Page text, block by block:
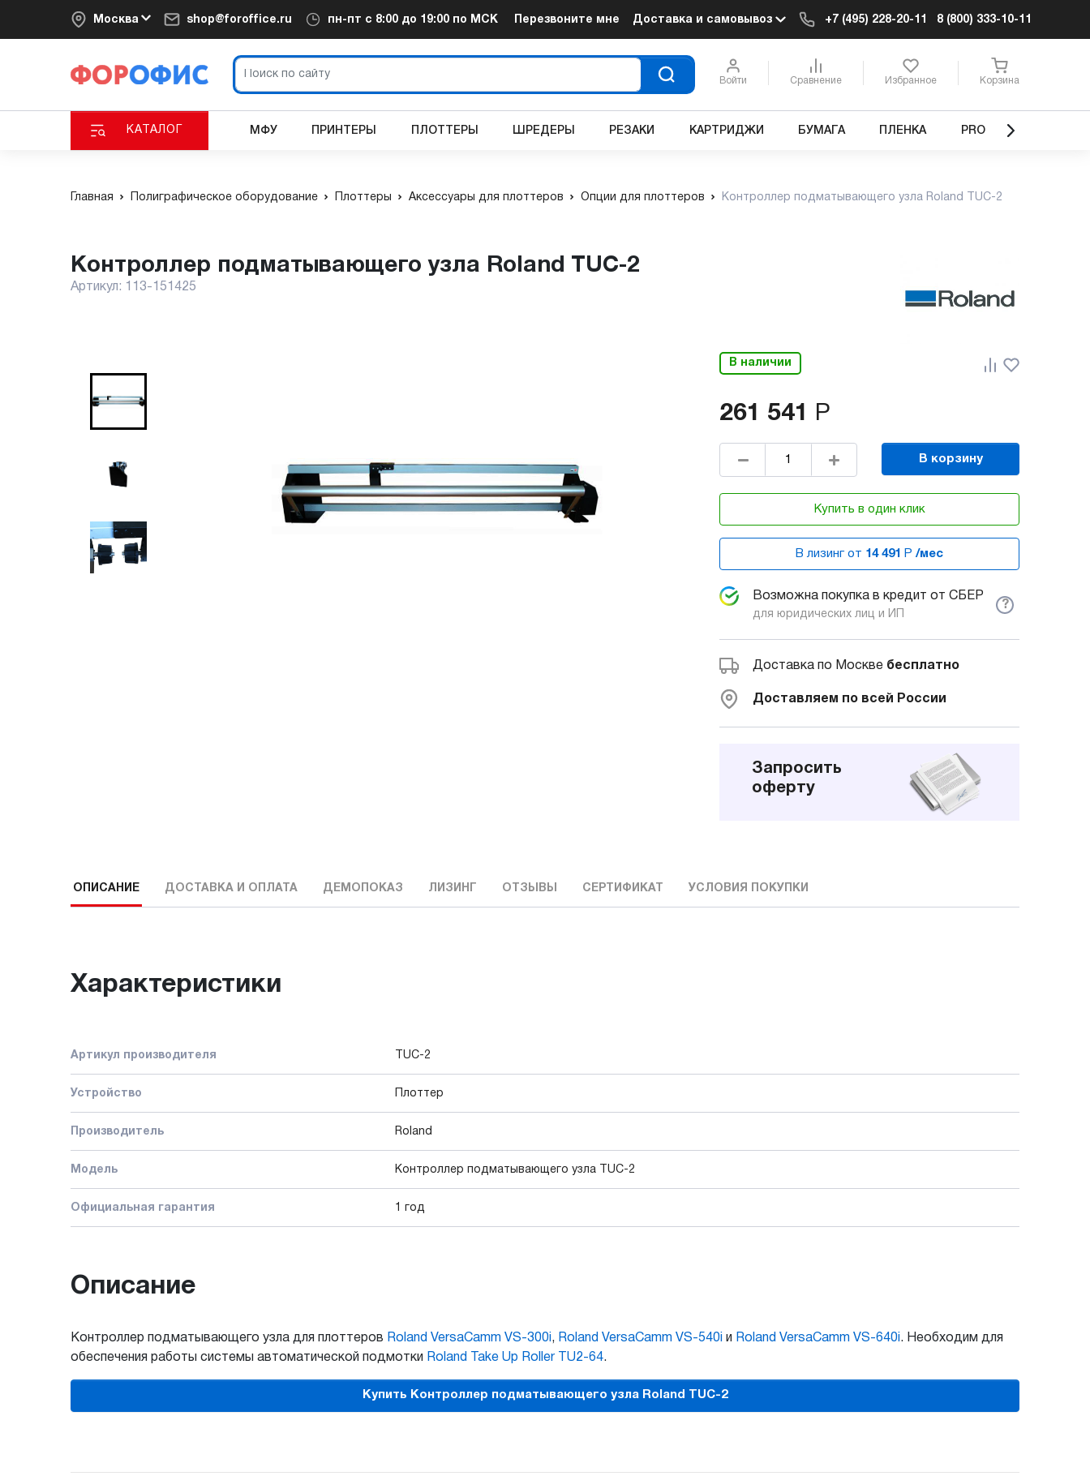
Москва shop@foroffice.ru пн-пт с 8:00 до 19:00 по МСК Перезвоните мне Доставка и самовывоз +7 (495) 228-20-11 8 (800) 333-10-11
Войти Сравнение Избранное Корзина
КАТАЛОГ МФУ ПРИНТЕРЫ ПЛОТТЕРЫ ШРЕДЕРЫ РЕЗАКИ КАРТРИДЖИ БУМАГА ПЛЕНКА PRO
Главная Полиграфическое оборудование Плоттеры Аксессуары для плоттеров Опции для плоттеров Контроллер подматывающего узла Roland TUC-2
Контроллер подматывающего узла Roland TUC-2
Артикул: 113-151425
В наличии
261 541 Р
В корзину
Купить в один клик
В лизинг от 14 491 Р /мес
Возможна покупка в кредит от СБЕР
для юридических лиц и ИП
?
Доставка по Москве бесплатно
Доставляем по всей России
Запросить
оферту
ОПИСАНИЕ ДОСТАВКА И ОПЛАТА ДЕМОПОКАЗ ЛИЗИНГ ОТЗЫВЫ СЕРТИФИКАТ УСЛОВИЯ ПОКУПКИ
Характеристики
Артикул производителя TUC-2
Устройство Плоттер
Производитель Roland
Модель Контроллер подматывающего узла TUC-2
Официальная гарантия 1 год
Описание
Контроллер подматывающего узла для плоттеров Roland VersaCamm VS-300i, Roland VersaCamm VS-540i и Roland VersaCamm VS-640i. Необходим для
обеспечения работы системы автоматической подмотки Roland Take Up Roller TU2-64.
Купить Контроллер подматывающего узла Roland TUC-2